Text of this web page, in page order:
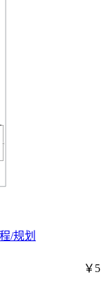
/规划
￥5